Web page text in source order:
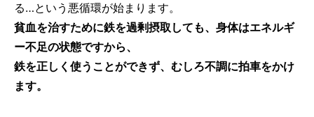
る…という悪循環が始まります。
貧血を治すために鉄を過剰摂取しても、身体はエネルギ
ー不足の状態ですから、
鉄を正しく使うことができず、むしろ不調に拍車をかけ
ます。